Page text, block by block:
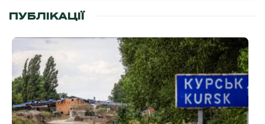
ПУБЛІКАЦІЇ